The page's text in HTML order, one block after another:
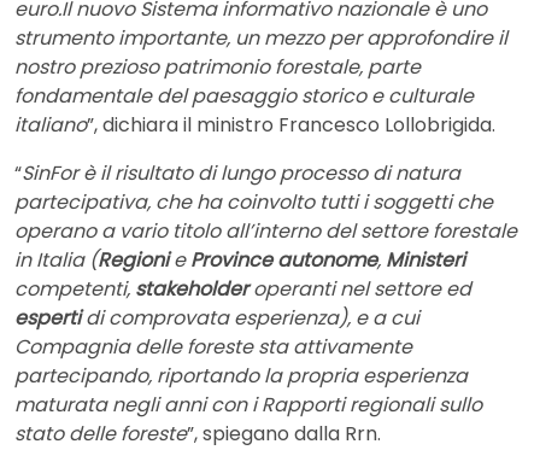
euro.Il nuovo Sistema informativo nazionale è uno
strumento importante, un mezzo per approfondire il
nostro prezioso patrimonio forestale, parte
fondamentale del paesaggio storico e culturale
italiano”, dichiara il ministro Francesco Lollobrigida.
“SinFor è il risultato di lungo processo di natura
partecipativa, che ha coinvolto tutti i soggetti che
operano a vario titolo all’interno del settore forestale
in Italia (RegionieProvince autonome, Ministeri
competenti, stakeholderoperanti nel settore ed
espertidi comprovata esperienza), e a cui
Compagnia delle foreste sta attivamente
partecipando, riportando la propria esperienza
maturata negli anni con i Rapporti regionali sullo
stato delle foreste”, spiegano dalla Rrn.